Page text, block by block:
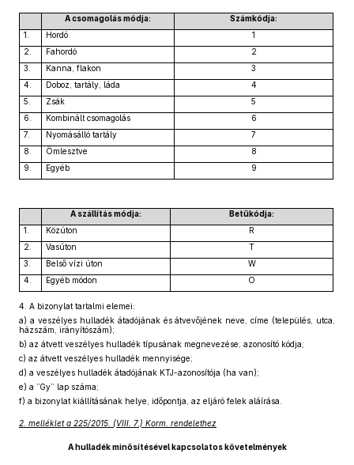
A csomagolás módja:
Számkódja:
1.
Hordó
1
2.
Fahordó
2
3.
Kanna, flakon
3
4.
Doboz, tartály, láda
4
5.
Zsák
5
6.
Kombinált csomagolás
6
7.
Nyomásálló tartály
7
8.
Ömlesztve
8
9.
Egyéb 9
A szállítás módja:
Betűkódja:
1.
Közúton
R
2.
Vasúton
T
3.
Belső vízi úton
W
4.
Egyéb módon O
4. A bizonylat tartalmi elemei:
a) a veszélyes hulladék átadójának és átvevőjének neve, címe (település, utca,
házszám, irányítószám);
b) az átvett veszélyes hulladék típusának megnevezése, azonosító kódja;
c) az átvett veszélyes hulladék mennyisége;
d) a veszélyes hulladék átadójának KTJ-azonosítója (ha van);
e) a ”Gy” lap száma;
f) a bizonylat kiállításának helye, időpontja, az eljáró felek aláírása.
2. melléklet a 225/2015. (VIII. 7.) Korm. rendelethez
A hulladék minősítésével kapcsolatos követelmények